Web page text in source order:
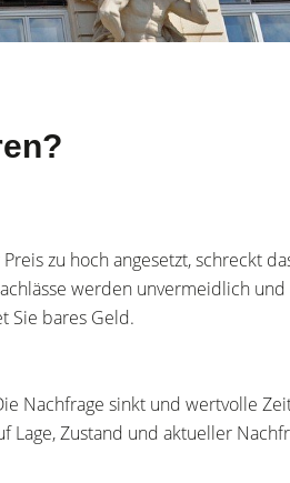
zu hoch angesetzt, schreckt
werden unvermeidlich und
Sie bares Geld.
Nachfrage sinkt und wertvolle
Zustand und aktueller